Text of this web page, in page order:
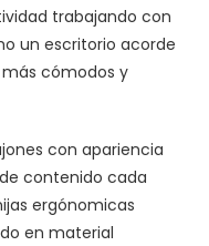
trabajando con
un escritorio acorde
cómodos y
con apariencia
contenido cada
ergónomicas
en material